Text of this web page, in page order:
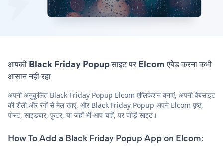
आपकी Black Friday Popup साइट पर Elcom एंबेड करना कभी
आसान नहीं रहा
अपनी अनुकूलित Black Friday Popup Elcom एप्लिकेशन बनाएं, अपनी वेबसाइट
की शैली और रंगों से मेल खाएं, और Black Friday Popup अपने Elcom पृष्ठ,
पोस्ट, साइडबार, फुटर, या जहाँ भी आप चाहें, पर जोड़ें साइट।
How To Add a Black Friday Popup App on Elcom: